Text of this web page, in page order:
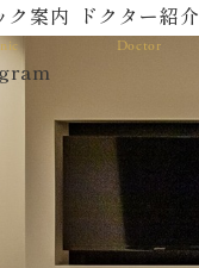
ク案内 ドクター紹介
Doctor